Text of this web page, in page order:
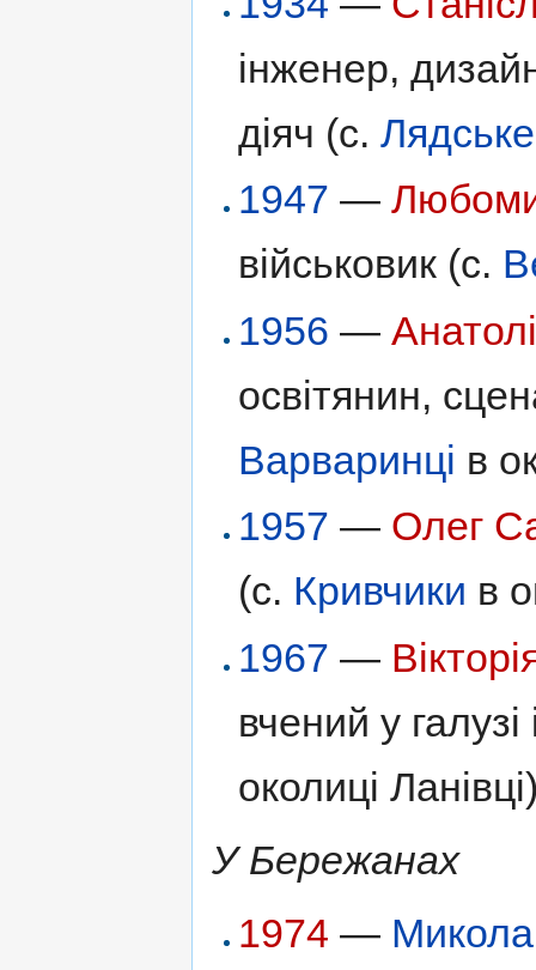
інженер,
діяч (с.Лядське
1947 —
військовик (с.
1956 —
освітянин,
Варваринці в
1957 — Олег
(с. Кривчики в
1967 —
вчений у
околиці
У Бережанах
1974 —